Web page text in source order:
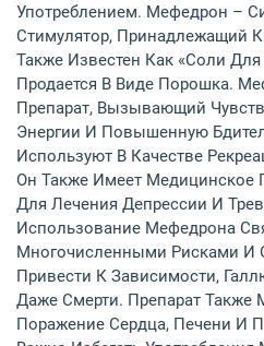
Употреблением. Мефедрон –
Стимулятор, Принадлежащий
Также Известен Как «соли
Продается В Виде Порошка.
Препарат, Вызывающий
Энергии И Повышенную
Используют В Качестве
Он Также Имеет Медицинское
Для Лечения Депрессии И
Использование Мефедрона
Многочисленными Рисками И
Привести К Зависимости,
Даже Смерти. Препарат Также
Поражение Сердца, Печени И